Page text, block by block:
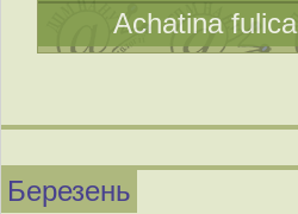
Achatina fulica
Березень